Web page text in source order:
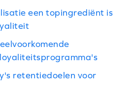
een topingrediënt is
retentiedoelen voor